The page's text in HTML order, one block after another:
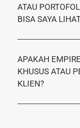
ATAU
BISA SAYA
APAKAH
KHUSUS ATAU
KLIEN?